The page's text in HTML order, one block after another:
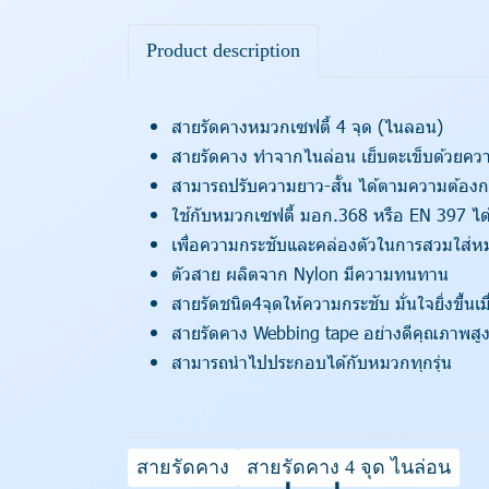
Product description
สายรัดคางหมวกเซฟตี้ 4 จุด (ไนลอน)
สายรัดคาง ทำจากไนล่อน เย็บตะเข็บด้วยคว
สามารถปรับความยาว-สั้น ได้ตามความต้อง
ใช้กับหมวกเซฟตี้ มอก.368 หรือ EN 397 ไ
เพื่อความกระชับและคล่องตัวในการสวมใส่
ตัวสาย ผลิตจาก Nylon มีความทนทาน
สายรัดชนิด4จุดให้ความกระชับ มั่นใจยิ่งขึ้นเ
สายรัดคาง Webbing tape อย่างดีคุณภาพสู
สามารถนำไปประกอบได้กับหมวกทุกรุ่น
สายรัดคาง สายรัดคาง 4 จุด ไนล่อน